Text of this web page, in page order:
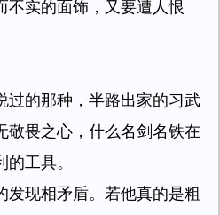
不实的面饰，又要遭人恨
过的那种，半路出家的习武
敬畏之心，什么名剑名铁在
工具。
发现相矛盾。若他真的是粗